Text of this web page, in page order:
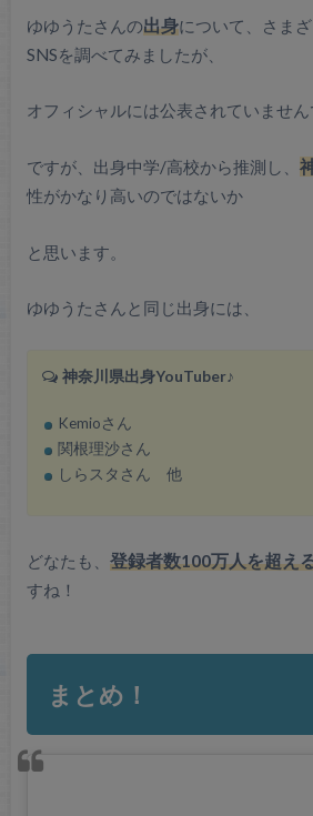
ゆゆうたさんの出身について、
さま
SNSを調べてみましたが、
オフィシャルには公表されていません
ですが、出身中学/高校から推測し、
性がかなり高いのではないか
と思います。
ゆゆうたさんと同じ出身には、
神奈川県出身YouTuber♪
Kemioさん
関根理沙さん
しらスタさん 他
どなたも、 登録者数100万人を超え
すね！
まとめ！